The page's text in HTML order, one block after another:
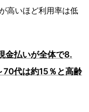
高いほど利用率は低
金払いが全体で8.
代は約15％と高齢